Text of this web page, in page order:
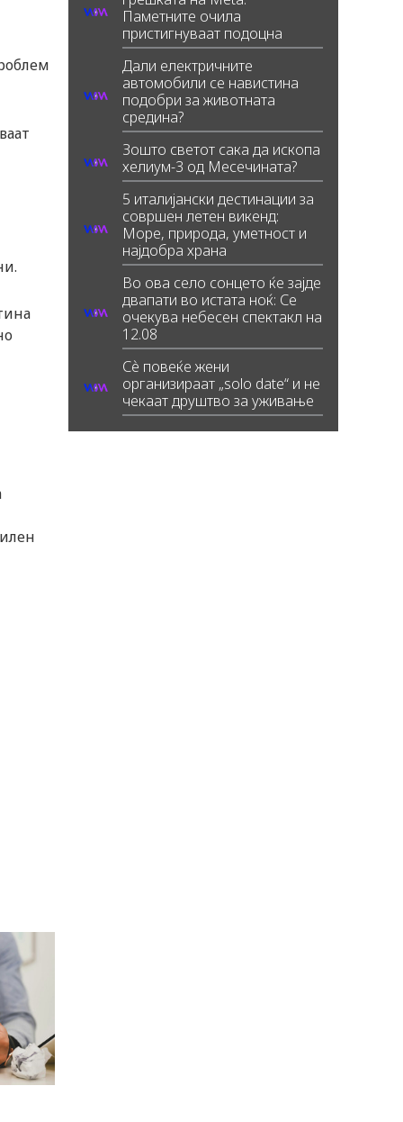
Паметните очила
пристигнуваат подоцна
Дали електричните
автомобили се навистина
подобри за животната
средина?
Зошто светот сака да ископа
хелиум-3 од Месечината?
5 италијански дестинации за
совршен летен викенд:
Море, природа, уметност и
најдобра храна
Во ова село сонцето ќе зајде
двапати во истата ноќ: Се
очекува небесен спектакл на
12.08
Сè повеќе жени
организираат „solo date“ и не
чекаат друштво за уживање